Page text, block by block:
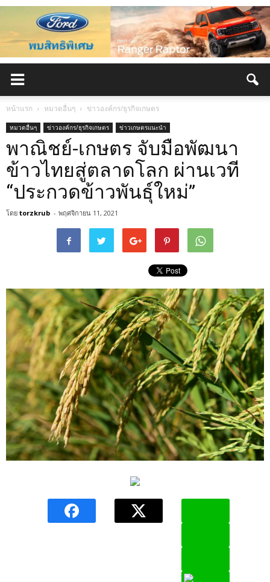
หน้าแรก หมวดอื่นๆ ข่าวองค์กร/ธุรกิจเกษตร
หมวดอื่นๆ ข่าวองค์กร/ธุรกิจเกษตร ข่าวเกษตรแนะนำ
พาณิชย์-เกษตร จับมือพัฒนา
ข้าวไทยสู่ตลาดโลก ผ่านเวที
“ประกวดข้าวพันธุ์ใหม่”
โดย torzkrub - พฤศจิกายน 11, 2021